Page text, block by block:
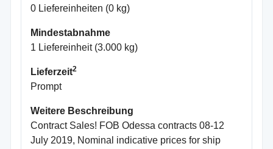
0 Liefereinheiten (0 kg)
Mindestabnahme
1 Liefereinheit (3.000 kg)
Lieferzeit2
Prompt
Weitere Beschreibung
Contract Sales! FOB Odessa contracts 08-12
July 2019, Nominal indicative prices for ship